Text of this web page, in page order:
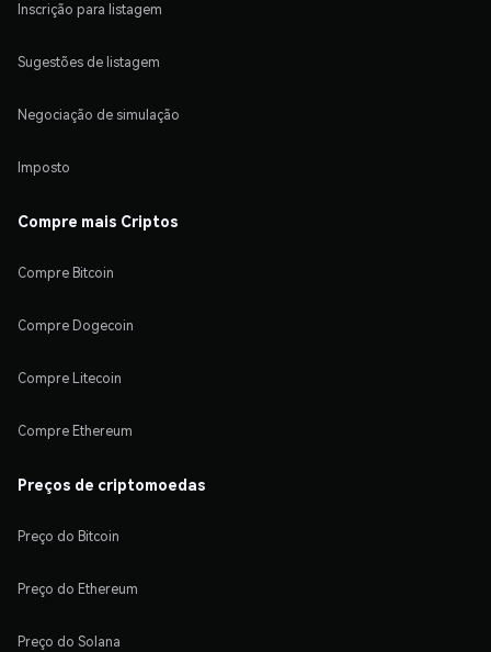
Inscrição para listagem
Sugestões de listagem
Negociação de simulação
Imposto
Compre mais Criptos
Compre Bitcoin
Compre Dogecoin
Compre Litecoin
Compre Ethereum
Preços de criptomoedas
Preço do Bitcoin
Preço do Ethereum
Preço do Solana